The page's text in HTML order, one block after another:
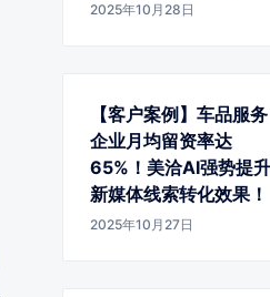
2025年10月28日
【客户案例】车品服务
企业月均留资率达
65%！美洽AI强势提升
新媒体线索转化效果！
2025年10月27日